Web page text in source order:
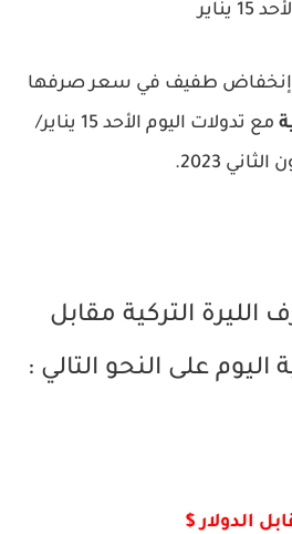
15 يناير
إنخفاض طفيف في سعر صرفها
مع تدولات اليوم الأحد 15 يناير/
2023.
التركية مقابل
اليوم على النحو التالي :
الدولار $